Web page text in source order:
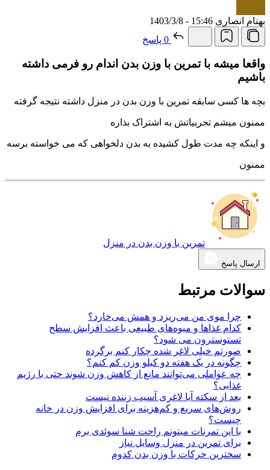
بهنام انصاری 15:46 - 1403/3/8
واقعا میشه با تمرین با وزن بدن اندام رو فرمی داشته
باشیم
بچه ها کسی سابقه تمرین با وزن بدن در منزل داشته نتیجه گرفته
ممنون میشم تجربیاتش به اشتراک بذاره
و اینکه چه مدت طول کشیده به بدن دلخواهی که می خواسته برسه
ممنون
تمرین با وزن بدن در منزل
ارسال پاسخ
سوالات مرتبط
چرا موی من می‌ریزد و همش می‌خارد؟
کدام غذاها و میوه‌های طبیعی باعث افزایش سطح
تستوسترون می شود؟
صورتم خیلی لاغر شده چکار کنم برگرده
چگونه در یک هفته دو کیلو وزن کم کنم؟
چه عواملی می‌توانند مانع از کاهش وزن شوند حتی با رژیم
غذایی؟
بعد از سکته آیا لاغری آسیب زننده نیست
روش‌های سریع و کم‌هزینه برای افزایش وزن در خانه
چیست؟
با این تمرنات میتونم راحت شنا سوئدی برم
برای تمرین در منزل وسایل نیاز
سخترین حرکات با وزن بدن کدوم